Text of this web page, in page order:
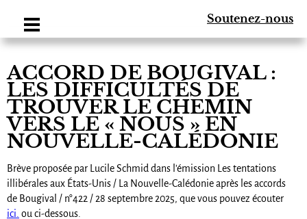
Soutenez-nous
ACCORD DE BOUGIVAL :
LES DIFFICULTÉS DE
TROUVER LE CHEMIN
VERS LE « NOUS » EN
NOUVELLE-CALÉDONIE
Brève proposée par Lucile Schmid dans l'émission Les tentations
illibérales aux États-Unis / La Nouvelle-Calédonie après les accords
de Bougival / n°422 / 28 septembre 2025, que vous pouvez écouter
ici. ou ci-dessous.